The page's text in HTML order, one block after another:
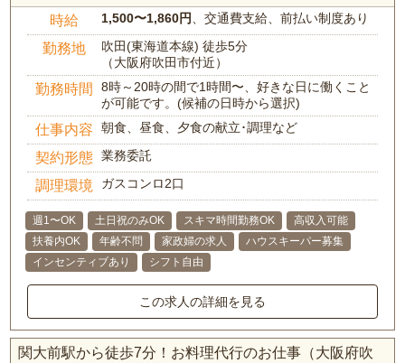
時給 1,500〜1,860円 、交通費支給、前払い制度あり
勤務地
吹田(東海道本線) 徒歩5分
（大阪府吹田市付近）
勤務時間
8時～20時の間で1時間〜、好きな日に働くこと
が可能です。(候補の日時から選択)
仕事内容 朝食、昼食、夕食の献立･調理など
契約形態 業務委託
調理環境 ガスコンロ2口
週1〜OK 土日祝のみOK スキマ時間勤務OK
高収入可能
扶養内OK
年齢不問 家政婦の求人
ハウスキーパー募集
インセンティブあり
シフト自由
この求人の詳細を見る
関大前駅から徒歩7分！お料理代行のお仕事（大阪府吹